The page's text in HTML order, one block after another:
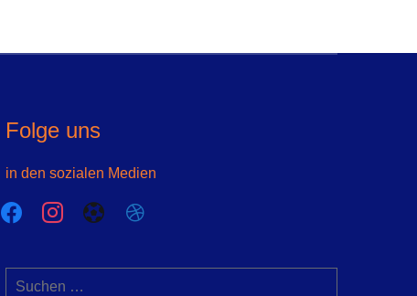
Folge uns
in den sozialen Medien
facebookinstagram
futbol-
dribbble
Suchen